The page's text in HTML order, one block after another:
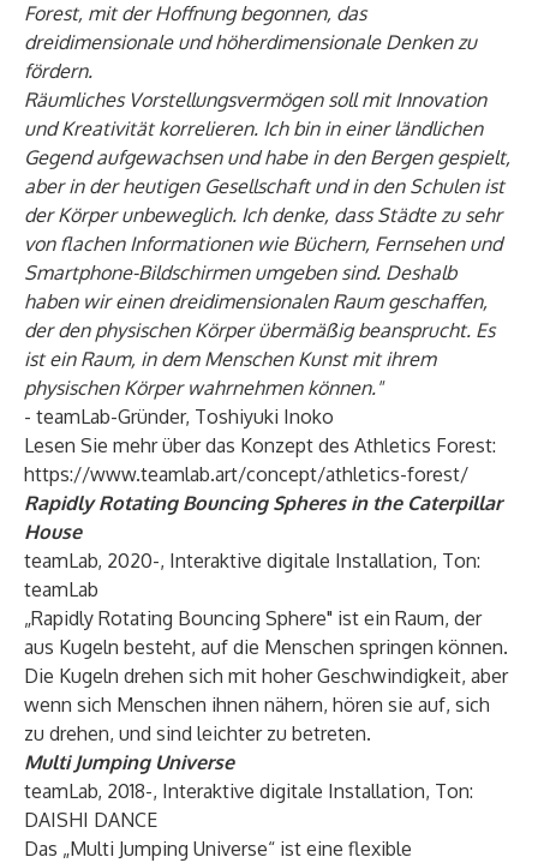
Forest, mit der Hoffnung begonnen, das
dreidimensionale und höherdimensionale Denken zu
fördern.
Räumliches Vorstellungsvermögen soll mit Innovation
und Kreativität korrelieren. Ich bin in einer ländlichen
Gegend aufgewachsen und habe in den Bergen gespielt,
aber in der heutigen Gesellschaft und in den Schulen ist
der Körper unbeweglich. Ich denke, dass Städte zu sehr
von flachen Informationen wie Büchern, Fernsehen und
Smartphone-Bildschirmen umgeben sind. Deshalb
haben wir einen dreidimensionalen Raum geschaffen,
der den physischen Körper übermäßig beansprucht. Es
ist ein Raum, in dem Menschen Kunst mit ihrem
physischen Körper wahrnehmen können."
- teamLab-Gründer, Toshiyuki Inoko
Lesen Sie mehr über das Konzept des Athletics Forest:
https://www.teamlab.art/concept/athletics-forest/
Rapidly Rotating Bouncing Spheres in the Caterpillar
House
teamLab, 2020-, Interaktive digitale Installation, Ton:
teamLab
„Rapidly Rotating Bouncing Sphere" ist ein Raum, der
aus Kugeln besteht, auf die Menschen springen können.
Die Kugeln drehen sich mit hoher Geschwindigkeit, aber
wenn sich Menschen ihnen nähern, hören sie auf, sich
zu drehen, und sind leichter zu betreten.
Multi Jumping Universe
teamLab, 2018-, Interaktive digitale Installation, Ton:
DAISHI DANCE
Das „Multi Jumping Universe“ ist eine flexible